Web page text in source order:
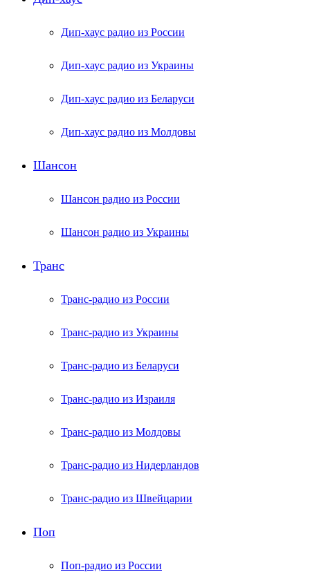
Дип-хаус радио из России
Дип-хаус радио из Украины
Дип-хаус радио из Беларуси
Дип-хаус радио из Молдовы
Шансон
Шансон радио из России
Шансон радио из Украины
Транс
Транс-радио из России
Транс-радио из Украины
Транс-радио из Беларуси
Транс-радио из Израиля
Транс-радио из Молдовы
Транс-радио из Нидерландов
Транс-радио из Швейцарии
Поп
Поп-радио из России